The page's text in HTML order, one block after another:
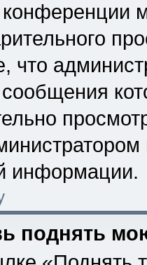
что
сообщения
информации.
поднять